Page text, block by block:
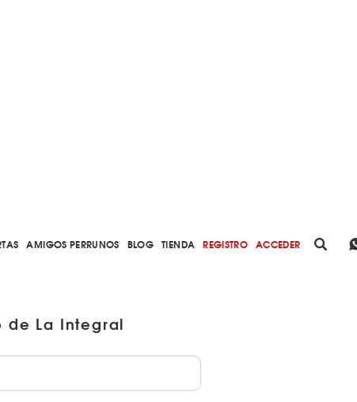
AMIGOS PERRUNOS BLOG TIENDA REGISTRO ACCEDER
de La Integral